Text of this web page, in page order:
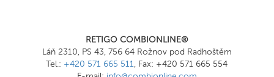
RETIGO COMBIONLINE®
Láň 2310, PS 43, 756 64 Rožnov pod Radhoštěm
Tel.: +420 571 665 511, Fax: +420 571 665 554